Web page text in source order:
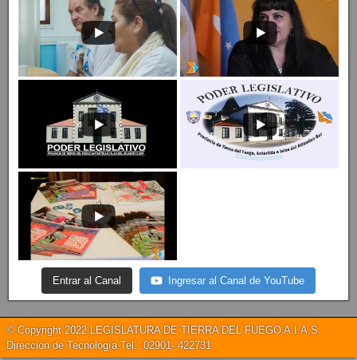
Entrar al Canal Ingresar al Canal de YouTube
© Copyright 2022 LEGISLATURA DE TIERRA DEL FUEGO A.I.A.S.
Dirección de Tecnología Tel.: 02901- 422731